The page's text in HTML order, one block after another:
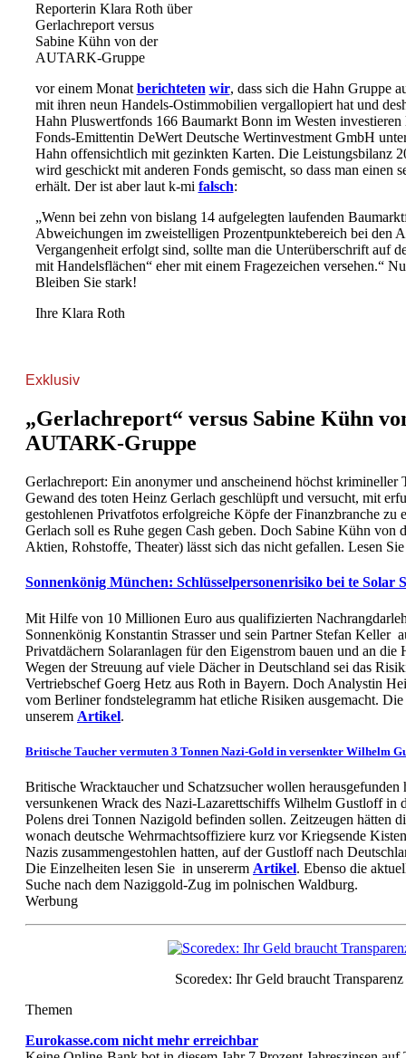
Reporterin Klara Roth über
Gerlachreport versus
Sabine Kühn von der
AUTARK-Gruppe
vor einem Monat berichteten wir, dass sich die Hahn Gruppe
mit ihren neun Handels-Ostimmobilien vergallopiert hat und
Hahn Pluswertfonds 166 Baumarkt Bonn im Westen investieren
Fonds-Emittentin DeWert Deutsche Wertinvestment GmbH
Hahn offensichtlich mit gezinkten Karten. Die Leistungsbilanz
wird geschickt mit anderen Fonds gemischt, so dass man einen
erhält. Der ist aber laut k-mi falsch:
„Wenn bei zehn von bislang 14 aufgelegten laufenden
Abweichungen im zweistelligen Prozentpunktebereich bei den
Vergangenheit erfolgt sind, sollte man die Unterüberschrift auf
mit Handelsflächen“ eher mit einem Fragezeichen versehen.“
Bleiben Sie stark!
Ihre Klara Roth
Exklusiv
„Gerlachreport“ versus Sabine Kühn
AUTARK-Gruppe
Gerlachreport: Ein anonymer und anscheinend höchst krimineller
Gewand des toten Heinz Gerlach geschlüpft und versucht, mit
gestohlenen Privatfotos erfolgreiche Köpfe der Finanzbranche zu
Gerlach soll es Ruhe gegen Cash geben. Doch Sabine Kühn von
Aktien, Rohstoffe, Theater) lässt sich das nicht gefallen. Lesen
Sonnenkönig München: Schlüsselpersonenrisiko bei te Solar
Mit Hilfe von 10 Millionen Euro aus qualifizierten
Sonnenkönig Konstantin Strasser und sein Partner Stefan Keller
Privatdächern Solaranlagen für den Eigenstrom bauen und an die
Wegen der Streuung auf viele Dächer in Deutschland sei das
Vertriebschef Goerg Hetz aus Roth in Bayern. Doch Analystin
vom Berliner fondstelegramm hat etliche Risiken ausgemacht.
unserem Artikel.
Britische Taucher vermuten 3 Tonnen Nazi-Gold in versenkter Wilhelm
Britische Wracktaucher und Schatzsucher wollen herausgefunden
versunkenen Wrack des Nazi-Lazarettschiffs Wilhelm Gustloff in
Polens drei Tonnen Nazigold befinden sollen. Zeitzeugen hätten
wonach deutsche Wehrmachtsoffiziere kurz vor Kriegsende
Nazis zusammengestohlen hatten, auf der Gustloff nach
Die Einzelheiten lesen Sie in unsererm Artikel. Ebenso die
Suche nach dem Naziggold-Zug im polnischen Waldburg.
Werbung
Scoredex: Ihr Geld braucht Transparenz
Themen
Eurokasse.com nicht mehr erreichbar